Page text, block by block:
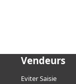
Vendeurs
Eviter Saisie